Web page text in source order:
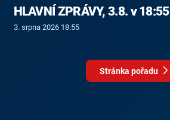
HLAVNÍ ZPRÁVY, 3.8. v 18:55
3. srpna 2026 18:55
Stránka pořadu